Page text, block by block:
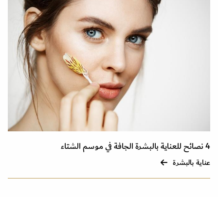
4 نصائح للعناية بالبشرة الجافة في موسم الشتاء
عناية بالبشرة